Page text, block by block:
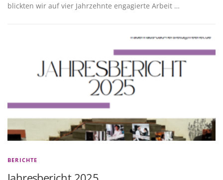
blickten wir auf vier Jahrzehnte engagierte Arbeit …
BERICHTE